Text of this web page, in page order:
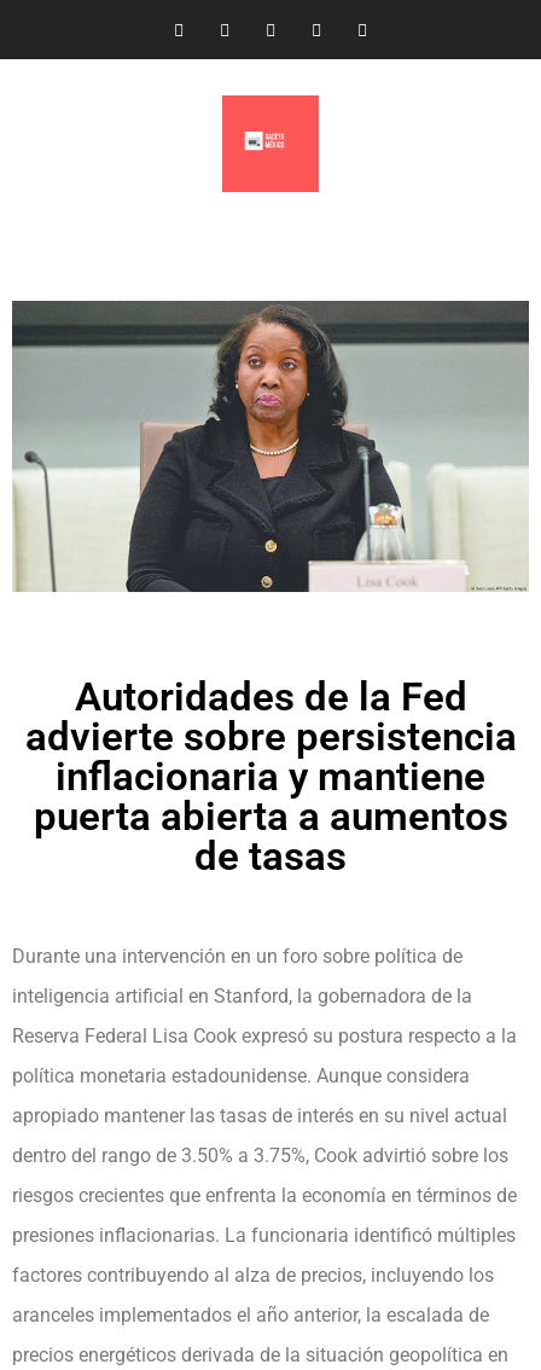
Autoridades de la Fed
advierte sobre persistencia
inflacionaria y mantiene
puerta abierta a aumentos
de tasas
Durante una intervención en un foro sobre política de
inteligencia artificial en Stanford, la gobernadora de la
Reserva Federal Lisa Cook expresó su postura respecto a la
política monetaria estadounidense. Aunque considera
apropiado mantener las tasas de interés en su nivel actual
dentro del rango de 3.50% a 3.75%, Cook advirtió sobre los
riesgos crecientes que enfrenta la economía en términos de
presiones inflacionarias. La funcionaria identificó múltiples
factores contribuyendo al alza de precios, incluyendo los
aranceles implementados el año anterior, la escalada de
precios energéticos derivada de la situación geopolítica en